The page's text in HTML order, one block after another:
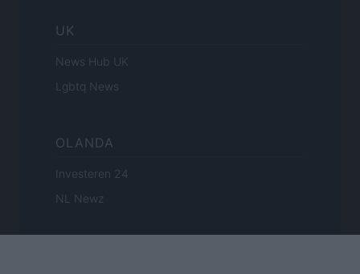
UK
News Hub UK
Lgbtq News
OLANDA
Investeren 24
NL Newz